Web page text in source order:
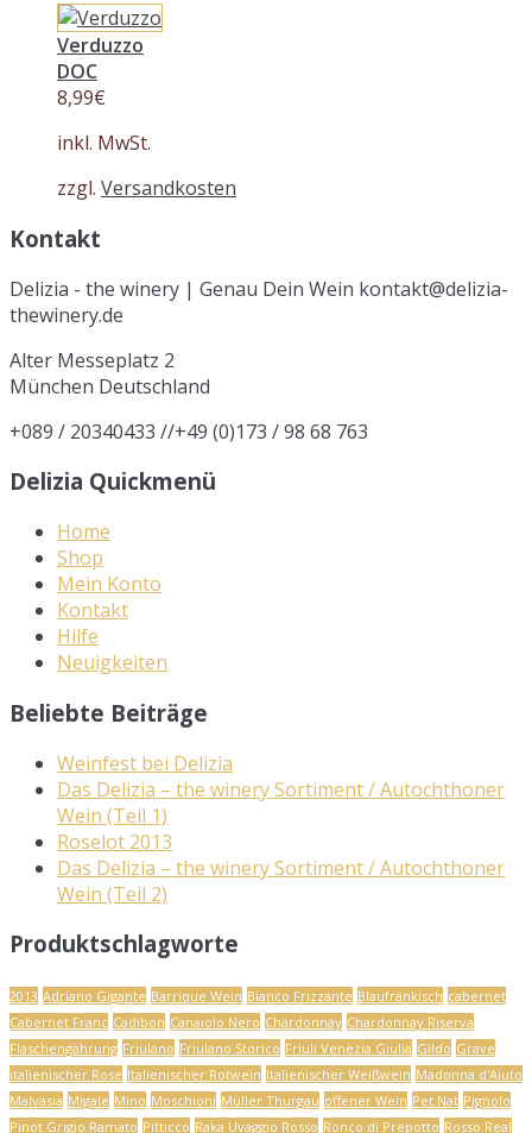
Verduzzo
DOC
8,99€
inkl. MwSt.
zzgl. Versandkosten
Kontakt
Delizia - the winery | Genau Dein Wein kontakt@delizia-
thewinery.de
Alter Messeplatz 2
München Deutschland
+089 / 20340433 //+49 (0)173 / 98 68 763
Delizia Quickmenü
Home
Shop
Mein Konto
Kontakt
Hilfe
Neuigkeiten
Beliebte Beiträge
Weinfest bei Delizia
Das Delizia – the winery Sortiment / Autochthoner
Wein (Teil 1)
Roselot 2013
Das Delizia – the winery Sortiment / Autochthoner
Wein (Teil 2)
Produktschlagworte
2013 Adriano Gigante Barrique Wein Bianco Frizzante Blaufränkisch cabernet
Cabernet Franc Cadibon Canaiolo Nero Chardonnay Chardonnay Riserva
Flaschengährung Friulano Friulano Storico Friuli Venezia Giulia Gildo Grave
italienischer Rose Italienischer Rotwein Italienischer Weißwein Madonna d'Aiuto
Malvasia Migale Mino Moschioni Müller Thurgau offener Wein Pet Nat Pignolo
Pinot Grigio Ramato Pitticco Raka Uvaggio Rosso Ronco di Prepotto Rosso Real